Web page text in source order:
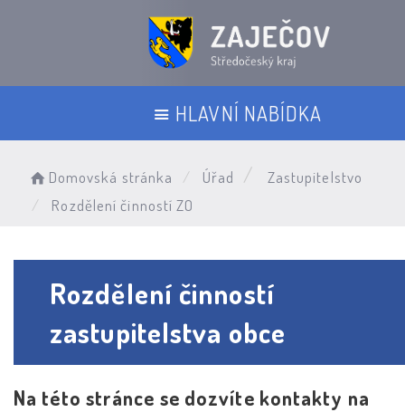
HLAVNÍ NABÍDKA
Domovská stránka Úřad
Zastupitelstvo
Rozdělení činností ZO
Rozdělení činností
zastupitelstva obce
Na této stránce se dozvíte kontakty na